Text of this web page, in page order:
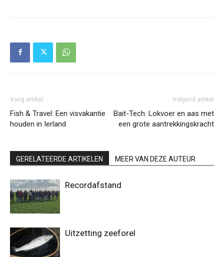
Vorig artikel
Fish & Travel: Een visvakantie
houden in Ierland
Volgend artikel
Bait-Tech: Lokvoer en aas met
een grote aantrekkingskracht
GERELATEERDE ARTIKELEN MEER VAN DEZE AUTEUR
Recordafstand
Uitzetting zeeforel